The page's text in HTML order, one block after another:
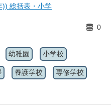
)) 総括表・小学
0
幼稚園 小学校
養護学校 専修学校